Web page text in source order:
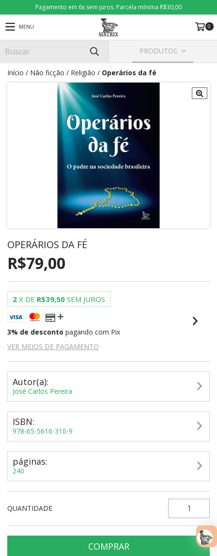
Pagamento em 6x sem juros. Parcela mínima R$30,00
MENU 0
PRODUTOS
Início / Não ficção / Religião / Operários da fé
OPERÁRIOS DA FÉ
R$79,00
2 X DE R$39,50 SEM JUROS
3% de desconto pagando com Pix
VER MEIOS DE PAGAMENTO
Autor(a):
José Carlos Pereira
ISBN:
978-65-5616-310-9
páginas:
240
QUANTIDADE